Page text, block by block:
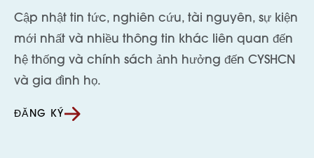
Cập nhật tin tức, nghiên cứu, tài nguyên, sự kiện
mới nhất và nhiều thông tin khác liên quan đến
hệ thống và chính sách ảnh hưởng đến CYSHCN
và gia đình họ.
ĐĂNG KÝ